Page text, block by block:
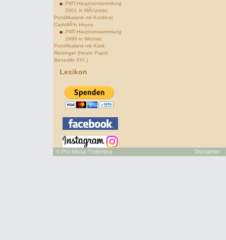
PMT-Hauptversammlung
2001 in MÃ¼nster,
Pontifikalamt mit Kardinal
CastrillÃ³n Hoyos
PMT-Hauptversammlung
1999 in Weimar,
Pontifikalamt mit Kard.
Ratzinger (heute Papst
Benedikt XVI.)
Lexikon
© Pro Missa Tridentina Disclaimer